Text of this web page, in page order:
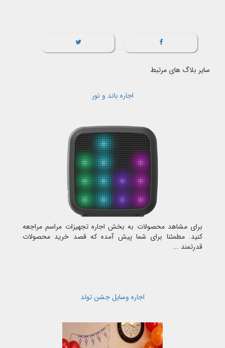
سایر بلاگ های مرتبط
اجاره باند و نور
برای مشاهد محصولات به بخش اجاره تجهیزات مراسم مراجعه
کنید. مطمئنا برای شما پیش آمده که قصد خرید محصولات
قدرتمند ...
اجاره وسایل جشن تولد